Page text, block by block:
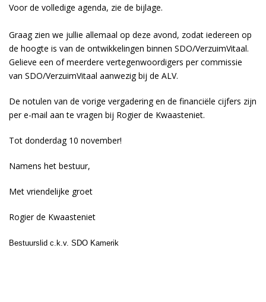
Voor de volledige agenda, zie de bijlage.
Graag zien we jullie allemaal op deze avond, zodat iedereen op
de hoogte is van de ontwikkelingen binnen SDO/VerzuimVitaal.
Gelieve een of meerdere vertegenwoordigers per commissie
van SDO/VerzuimVitaal aanwezig bij de ALV.
De notulen van de vorige vergadering en de financiële cijfers zijn
per e-mail aan te vragen bij Rogier de Kwaasteniet.
Tot donderdag 10 november!
Namens het bestuur,
Met vriendelijke groet
Rogier de Kwaasteniet
Bestuurslid c.k.v. SDO Kamerik